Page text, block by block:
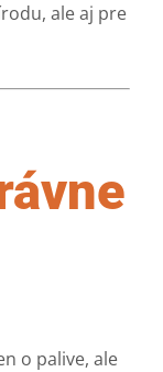
ale aj pre
o palive, ale